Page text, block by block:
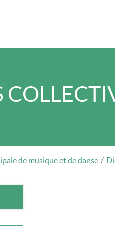
de musique et de danse